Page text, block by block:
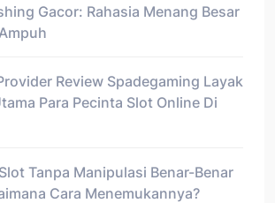
Gacor: Rahasia Menang Besar
Review Spadegaming Layak
Para Pecinta Slot Online Di
Tanpa Manipulasi Benar-Benar
Cara Menemukannya?